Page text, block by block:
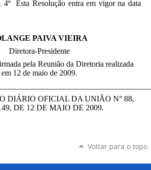
4º Esta Resolução entra em vigor na data
PAIVA VIEIRA
Diretora-Presidente
pela Reunião da Diretoria realizada
em 12 de maio de 2009.
DIÁRIO OFICIAL DA UNIÃO N° 88,
DE 12 DE MAIO DE 2009.
Voltar para o topo